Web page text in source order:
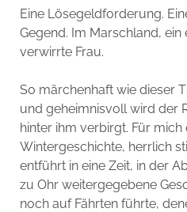
Eine Lösegeldforderung.
Gegend. Im Marschland,
verwirrte Frau.
So märchenhaft wie dieser
und geheimnisvoll wird der
hinter ihm verbirgt. Für mich
Wintergeschichte, herrlich
entführt in eine Zeit, in der
zu Ohr weitergegebene
noch auf Fährten führte,